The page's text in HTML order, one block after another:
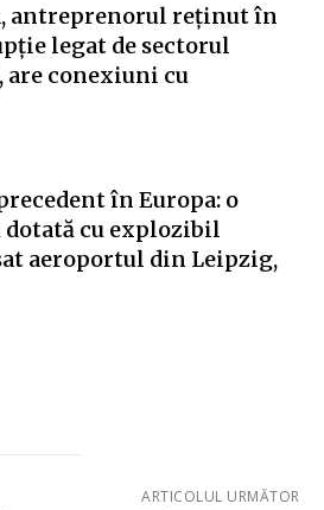
antreprenorul reținut în
legat de sectorul
conexiuni cu
în Europa: o
dotată cu explozibil
aeroportul din Leipzig,
ARTICOLUL URMĂTOR